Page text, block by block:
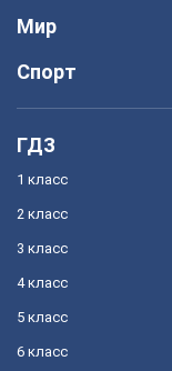
Мир
Спорт
ГДЗ
1 класс
2 класс
3 класс
4 класс
5 класс
6 класс